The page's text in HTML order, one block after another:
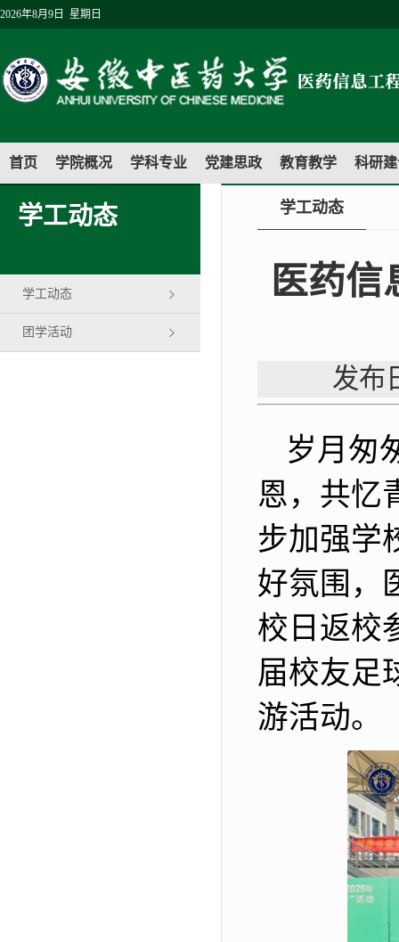
2026年8月9日 星期日
首页 学院概况 学科专业 党建思政 教育教学 科研
学工动态
学工动态
团学活动
学工动态
医药信
发
岁月匆
恩，共忆
步加强学
好氛围，
校日返校
届校友足
游活动。